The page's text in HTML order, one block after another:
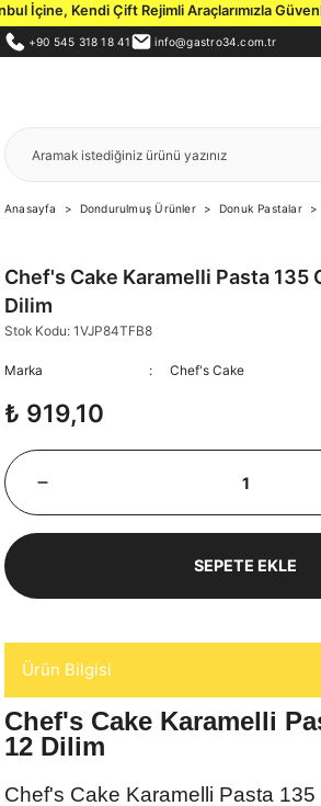
İçine, Kendi Çift Rejimli Araçlarımızla
+90 545 318 18 41 info@gastro34.com.tr
Anasayfa Dondurulmuş Ürünler Donuk Pastalar
Chef's Cake Karamelli Pasta 135
Dilim
Stok Kodu: 1VJP84TFB8
Marka Chef's Cake
₺ 919,10
SEPETE EKLE
Ürün Bilgisi
Chef's Cake Karamelli
12 Dilim
Chef's Cake Karamelli Pasta 135